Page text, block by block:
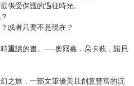
供受保護的過往時光。
或者只要不是現在？
重讀的書。──奧爾嘉．朵卡萩，諾貝
之旅，一部文筆優美且創意豐富的沉